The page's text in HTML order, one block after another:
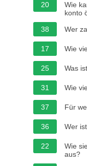
20
Wie
konto
38
Wer
17 Wie
25 Was
31 Wie
37 Für
36 Wer
22
Wie
aus?